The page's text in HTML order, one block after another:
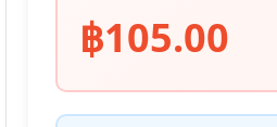
฿105.00